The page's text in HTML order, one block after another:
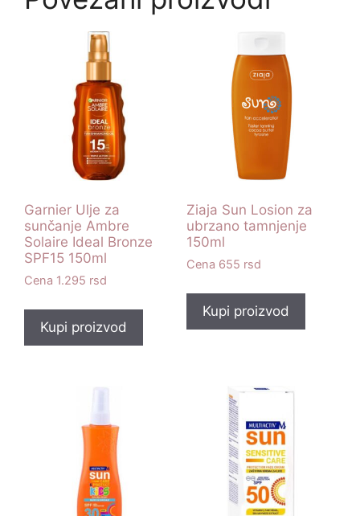
Garnier Ulje za
sunčanje Ambre
Solaire Ideal Bronze
SPF15 150ml
1.295 rsd
Kupi proizvod
Ziaja Sun Losion za
ubrzano tamnjenje
150ml
655 rsd
Kupi proizvod